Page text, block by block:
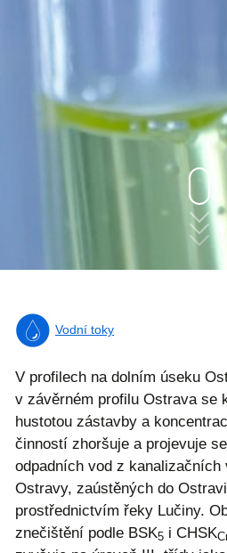
Vodní toky
V profilech na dolním úseku
v závěrném profilu Ostrava se
hustotou zástavby a
činností zhoršuje a projevuje
odpadních vod z
Ostravy, zaústěných do
prostřednictvím řeky Lučiny.
znečištění podle BSK5 i CHSK